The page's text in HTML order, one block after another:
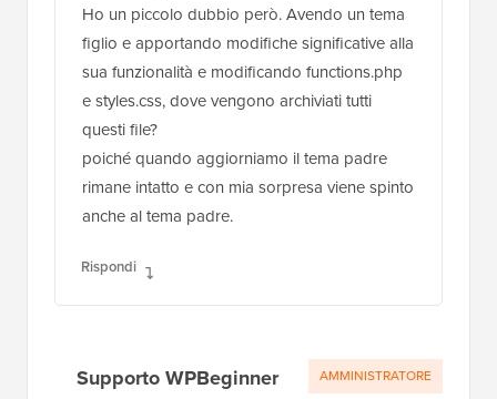
Ho un piccolo dubbio però. Avendo un tema
figlio e apportando modifiche significative alla
sua funzionalità e modificando functions.php
e styles.css, dove vengono archiviati tutti
questi file?
poiché quando aggiorniamo il tema padre
rimane intatto e con mia sorpresa viene spinto
anche al tema padre.
Rispondi
Supporto WPBeginner AMMINISTRATORE